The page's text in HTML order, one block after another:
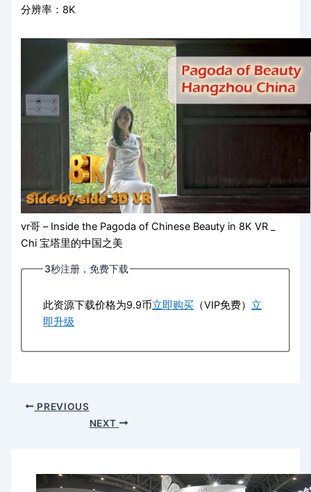
分辨率：8K
vr哥 – Inside the Pagoda of Chinese Beauty in 8K VR _
Chi 宝塔里的中国之美
3秒注册，免费下载
此资源下载价格为9.9币立即购买 （VIP免费） 立
即升级
PREVIOUS
NEXT